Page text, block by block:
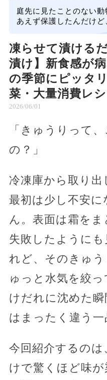
庭先に見たことのない
あえず保護したんだけ
凍らせて漬ける
漬け】新食感が
の季節にピッタ
菜・大量消費レ
2026/06/01
「きゅうりって
の？」
冷凍庫から取り出
最初は少し不安
ん。表面は霜を
失敗したように
れど、そのきゅ
ゅっと水気を絞
けだれに沈めた瞬
はまったく違う一
今回紹介するの
けで驚くほど味